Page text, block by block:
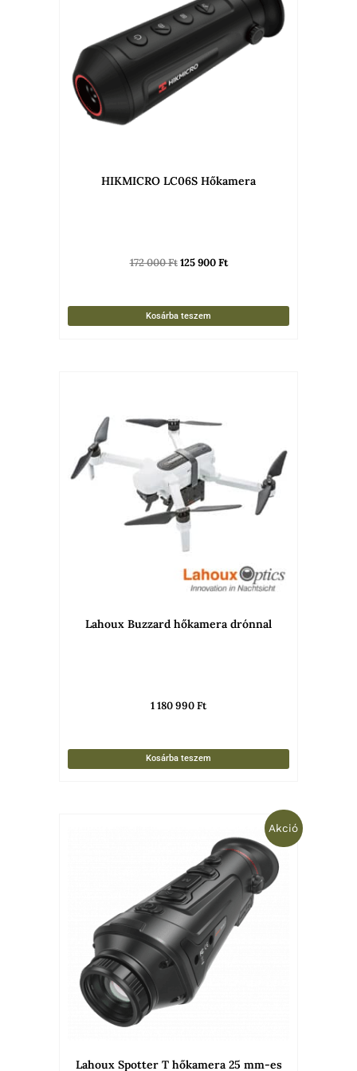
HIKMICRO LC06S Hőkamera
172 000Ft 125 900Ft
Kosárba teszem
Lahoux Buzzard hőkamera drónnal
1 180 990Ft
Kosárba teszem
Akció
Lahoux Spotter T hőkamera 25 mm-es
900 Ft.
Current
is:
469
900 Ft.